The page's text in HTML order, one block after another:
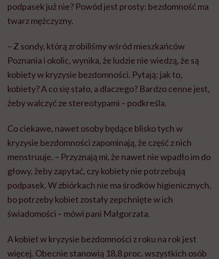
podpasek już nie? Powód jest prosty: bezdomność ma
twarz mężczyzny.
– Z sondy, którą zrobiliśmy wśród mieszkańców
Poznania i okolic, wynika, że ludzie nie wiedzą, że są
kobiety w kryzysie bezdomności. Pytają: jak to,
kobiety? A co się stało, a dlaczego? Bardzo cenne jest,
żeby walczyć ze stereotypami – podkreśla.
Co ciekawe, nawet osoby będące blisko tych w
kryzysie bezdomności zapominają, że część z nich
menstruuje. – Przyznają mi, że nawet nie wpadło im do
głowy, żeby zapytać, czy kobiety nie potrzebują
podpasek. W zbiórkach nie ma środków higienicznych,
bo potrzeby kobiet zostały zepchnięte w ich
świadomości – mówi pani Małgorzata.
A kobiet w kryzysie bezdomności z roku na rok jest
więcej. Obecnie stanowią 18,8 proc. wszystkich osób